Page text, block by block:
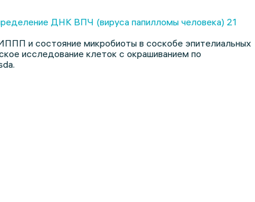
ДНК ВПЧ (вируса папилломы человека) 21
и состояние микробиоты в соскобе эпителиальных
исследование клеток с окрашиванием по